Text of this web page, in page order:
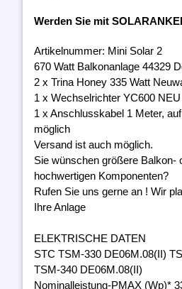
Werden Sie mit
Artikelnummer: Mini Solar 2
670 Watt Balkonanlage 44329
2 x Trina Honey 335 Watt
1 x Wechselrichter YC600 NEU
1 x Anschlusskabel 1 Meter,
möglich
Versand ist auch möglich.
Sie wünschen größere Balkon-
hochwertigen Komponenten?
Rufen Sie uns gerne an ! Wir
Ihre Anlage
ELEKTRISCHE DATEN
STC TSM-330 DE06M.08(II)
TSM-340 DE06M.08(II)
Nominalleistung-PMAX (Wp)*